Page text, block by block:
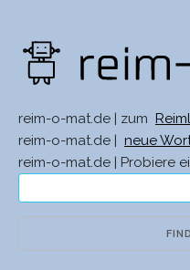
reim-o-mat.de | zum
reim-o-mat.de |
neue
reim-o-mat.de | Probiere